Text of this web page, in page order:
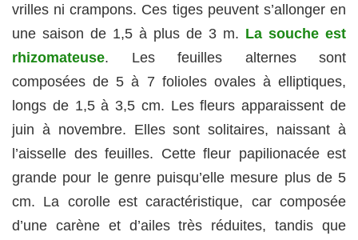
vrilles ni crampons. Ces tiges peuvent s’allonger en
une saison de 1,5 à plus de 3 m. La souche est
rhizomateuse. Les feuilles alternes sont
composées de 5 à 7 folioles ovales à elliptiques,
longs de 1,5 à 3,5 cm. Les fleurs apparaissent de
juin à novembre. Elles sont solitaires, naissant à
l’aisselle des feuilles. Cette fleur papilionacée est
grande pour le genre puisqu’elle mesure plus de 5
cm. La corolle est caractéristique, car composée
d’une carène et d’ailes très réduites, tandis que